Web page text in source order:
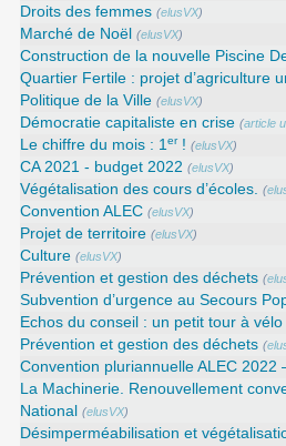
Droits des femmes (elusVX)
Marché de Noël (elusVX)
Construction de la nouvelle Piscine
Quartier Fertile : projet d’agriculture
Politique de la Ville (elusVX)
Démocratie capitaliste en crise (article
Le chiffre du mois : 1er! (elusVX)
CA 2021 - budget 2022 (elusVX)
Végétalisation des cours d’écoles. (
Convention ALEC (elusVX)
Projet de territoire (elusVX)
Culture (elusVX)
Prévention et gestion des déchets (
Subvention d’urgence au Secours
Echos du conseil : un petit tour à vélo
Prévention et gestion des déchets (
Convention pluriannuelle ALEC 2022
La Machinerie. Renouvellement
National
(elusVX)
Désimperméabilisation et